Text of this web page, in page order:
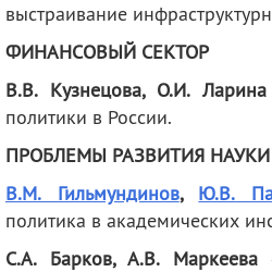
выстраивание
ФИНАНСОВЫЙ СЕКТОР
В.В. Кузнецова, О.И. Ларина
политики в России.
ПРОБЛЕМЫ РАЗВИТИЯ
В.М. Гильмундинов, Ю.В.
политика в академических
С.А. Барков, А.В. Маркеева